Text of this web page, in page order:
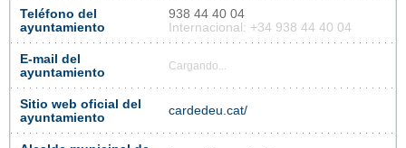
Teléfono del
ayuntamiento
938 44 40 04
Internacional: +34 938 44 40 04
E-mail del
ayuntamiento
Cargando...
Sitio web oficial del
ayuntamiento
cardedeu.cat/